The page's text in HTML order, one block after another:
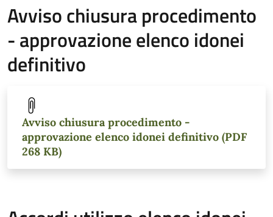
Avviso chiusura procedimento
- approvazione elenco idonei
definitivo
Avviso chiusura procedimento -
approvazione elenco idonei definitivo (PDF
268 KB)